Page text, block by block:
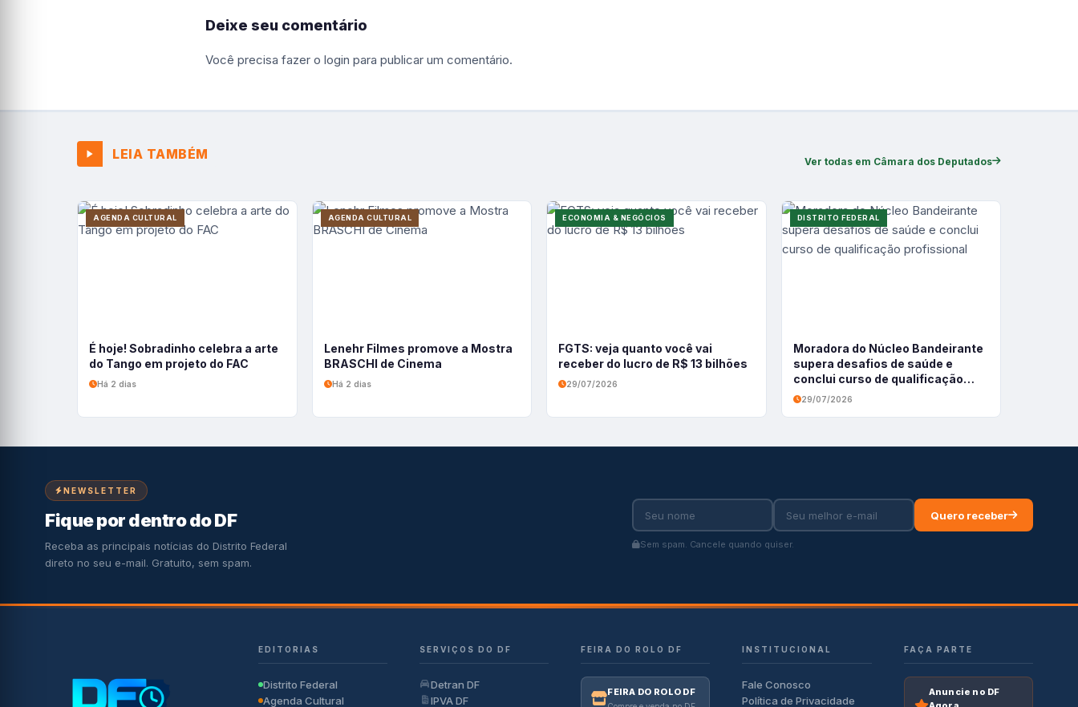
Deixe seu comentário
Você precisa fazer o login para publicar um comentário.
LEIA TAMBÉM Ver todas em Câmara dos Deputados
AGENDA CULTURAL
É hoje! Sobradinho celebra a arte
do Tango em projeto do FAC
Há 2 dias
AGENDA CULTURAL
Lenehr Filmes promove a Mostra
BRASCHI de Cinema
Há 2 dias
ECONOMIA & NEGÓCIOS
FGTS: veja quanto você vai
receber do lucro de R$ 13 bilhões
29/07/2026
DISTRITO FEDERAL
Moradora do Núcleo Bandeirante
supera desafios de saúde e
conclui curso de qualificação
profissional
29/07/2026
NEWSLETTER
Fique por dentro do DF
Receba as principais notícias do Distrito Federal
direto no seu e-mail. Gratuito, sem spam.
Quero receber
Sem spam. Cancele quando quiser.
EDITORIAS
Distrito Federal
Agenda Cultural
SERVIÇOS DO DF
Detran DF
IPVA DF
FEIRA DO ROLO DF
FEIRA DO ROLO DF
INSTITUCIONAL
Fale Conosco
Política de Privacidade
FAÇA PARTE
Anuncie no DF